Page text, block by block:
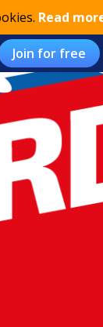
Read
Join for free